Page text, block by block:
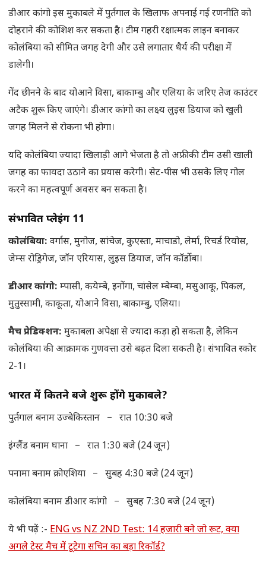
डीआर कांगो इस मुकाबले में पुर्तगाल के खिलाफ अपनाई गई रणनीति को
दोहराने की कोशिश कर सकता है। टीम गहरी रक्षात्मक लाइन बनाकर
कोलंबिया को सीमित जगह देगी और उसे लगातार धैर्य की परीक्षा में
डालेगी।
गेंद छीनने के बाद योआने विसा, बाकाम्बु और एलिया के जरिए तेज काउंटर
अटैक शुरू किए जाएंगे। डीआर कांगो का लक्ष्य लुइस डियाज को खुली
जगह मिलने से रोकना भी होगा।
यदि कोलंबिया ज्यादा खिलाड़ी आगे भेजता है तो अफ्रीकी टीम उसी खाली
जगह का फायदा उठाने का प्रयास करेगी। सेट-पीस भी उसके लिए गोल
करने का महत्वपूर्ण अवसर बन सकता है।
संभावित प्लेइंग 11
कोलंबिया: वर्गास, मुनोज, सांचेज, कुएस्ता, माचाडो, लेर्मा, रिचर्ड रियोस,
जेम्स रोड्रिगेज, जॉन एरियास, लुइस डियाज, जॉन कॉर्डोबा।
डीआर कांगो: म्पासी, कयेम्बे, इनोंगा, चांसेल म्बेम्बा, मसुआकू, पिकल,
मुतुस्सामी, काकूता, योआने विसा, बाकाम्बु, एलिया।
मैच प्रेडिक्शन: मुकाबला अपेक्षा से ज्यादा कड़ा हो सकता है, लेकिन
कोलंबिया की आक्रामक गुणवत्ता उसे बढ़त दिला सकती है। संभावित स्कोर
2-1।
भारत में कितने बजे शुरू होंगे मुकाबले?
पुर्तगाल बनाम उज्बेकिस्तान – रात 10:30 बजे
इंग्लैंड बनाम घाना – रात 1:30 बजे (24 जून)
पनामा बनाम क्रोएशिया – सुबह 4:30 बजे (24 जून)
कोलंबिया बनाम डीआर कांगो – सुबह 7:30 बजे (24 जून)
ये भी पढ़ें :- ENG vs NZ 2ND Test: 14 हजारी बने जो रूट, क्या
अगले टेस्ट मैच में टूटेगा सचिन का बड़ा रिकॉर्ड?